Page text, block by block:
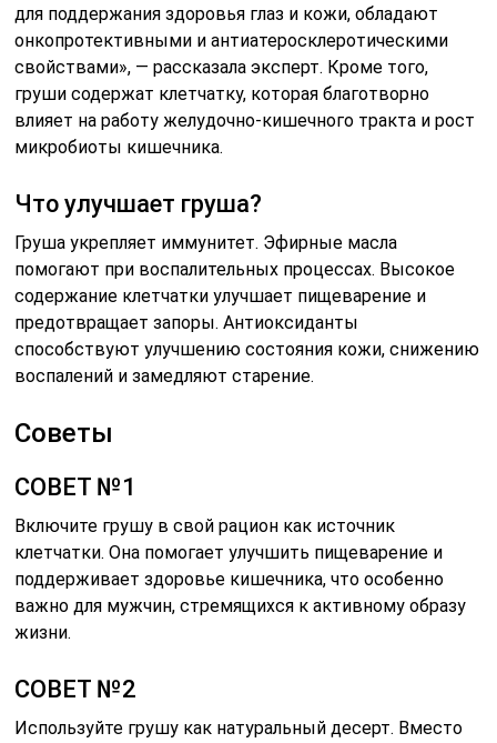
для поддержания здоровья глаз и кожи, обладают
онкопротективными и антиатеросклеротическими
свойствами», — рассказала эксперт. Кроме того,
груши содержат клетчатку, которая благотворно
влияет на работу желудочно-кишечного тракта и рост
микробиоты кишечника.
Что улучшает груша?
Груша укрепляет иммунитет. Эфирные масла
помогают при воспалительных процессах. Высокое
содержание клетчатки улучшает пищеварение и
предотвращает запоры. Антиоксиданты
способствуют улучшению состояния кожи, снижению
воспалений и замедляют старение.
Советы
СОВЕТ №1
Включите грушу в свой рацион как источник
клетчатки. Она помогает улучшить пищеварение и
поддерживает здоровье кишечника, что особенно
важно для мужчин, стремящихся к активному образу
жизни.
СОВЕТ №2
Используйте грушу как натуральный десерт. Вместо